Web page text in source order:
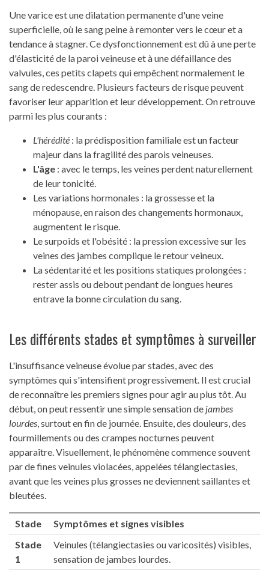
Une varice est une dilatation permanente d'une veine
superficielle, où le sang peine à remonter vers le cœur et a
tendance à stagner. Ce dysfonctionnement est dû à une perte
d'élasticité de la paroi veineuse et à une défaillance des
valvules, ces petits clapets qui empêchent normalement le
sang de redescendre. Plusieurs facteurs de risque peuvent
favoriser leur apparition et leur développement. On retrouve
parmi les plus courants :
L'hérédité : la prédisposition familiale est un facteur
majeur dans la fragilité des parois veineuses.
L'âge : avec le temps, les veines perdent naturellement
de leur tonicité.
Les variations hormonales : la grossesse et la
ménopause, en raison des changements hormonaux,
augmentent le risque.
Le surpoids et l'obésité : la pression excessive sur les
veines des jambes complique le retour veineux.
La sédentarité et les positions statiques prolongées :
rester assis ou debout pendant de longues heures
entrave la bonne circulation du sang.
Les différents stades et symptômes à surveiller
L'insuffisance veineuse évolue par stades, avec des
symptômes qui s'intensifient progressivement. Il est crucial
de reconnaître les premiers signes pour agir au plus tôt. Au
début, on peut ressentir une simple sensation de jambes
lourdes, surtout en fin de journée. Ensuite, des douleurs, des
fourmillements ou des crampes nocturnes peuvent
apparaître. Visuellement, le phénomène commence souvent
par de fines veinules violacées, appelées télangiectasies,
avant que les veines plus grosses ne deviennent saillantes et
bleutées.
Stade
Symptômes et signes visibles
Stade
1
Veinules (télangiectasies ou varicosités) visibles,
sensation de jambes lourdes.